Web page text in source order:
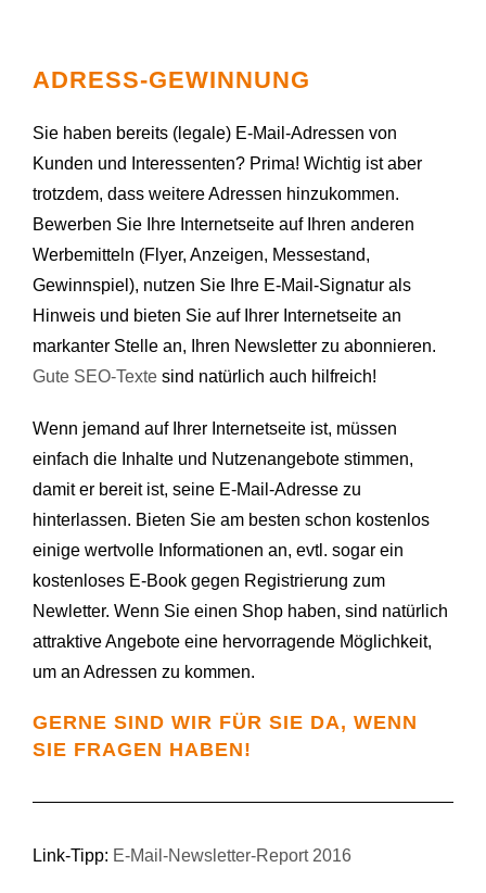
ADRESS-GEWINNUNG
Sie haben bereits (legale) E-Mail-Adressen von
Kunden und Interessenten? Prima! Wichtig ist aber
trotzdem, dass weitere Adressen hinzukommen.
Bewerben Sie Ihre Internetseite auf Ihren anderen
Werbemitteln (Flyer, Anzeigen, Messestand,
Gewinnspiel), nutzen Sie Ihre E-Mail-Signatur als
Hinweis und bieten Sie auf Ihrer Internetseite an
markanter Stelle an, Ihren Newsletter zu abonnieren.
Gute SEO-Texte sind natürlich auch hilfreich!
Wenn jemand auf Ihrer Internetseite ist, müssen
einfach die Inhalte und Nutzenangebote stimmen,
damit er bereit ist, seine E-Mail-Adresse zu
hinterlassen. Bieten Sie am besten schon kostenlos
einige wertvolle Informationen an, evtl. sogar ein
kostenloses E-Book gegen Registrierung zum
Newletter. Wenn Sie einen Shop haben, sind natürlich
attraktive Angebote eine hervorragende Möglichkeit,
um an Adressen zu kommen.
GERNE SIND WIR FÜR SIE DA, WENN
SIE FRAGEN HABEN!
Link-Tipp: E-Mail-Newsletter-Report 2016